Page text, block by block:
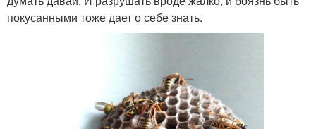
покусанными тоже дает о себе знать.